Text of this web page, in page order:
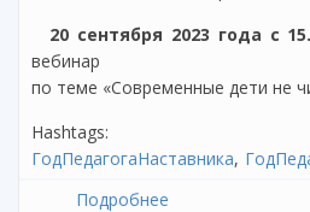
20 сентября 2023 года с
вебинар
по теме «Современные дети не
Hashtags:
ГодПедагогаНаставника
Подробнее